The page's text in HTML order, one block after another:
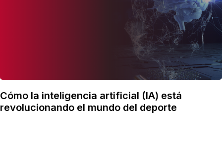
Cómo la inteligencia artificial (IA) está
revolucionando el mundo del deporte